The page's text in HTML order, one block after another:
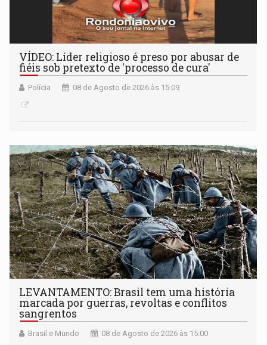
VÍDEO: Líder religioso é preso por abusar de
fiéis sob pretexto de 'processo de cura'
Polícia 08 de Agosto de 2026 às 15:09
LEVANTAMENTO: Brasil tem uma história
marcada por guerras, revoltas e conflitos
sangrentos
Brasil e Mundo 08 de Agosto de 2026 às 15:00